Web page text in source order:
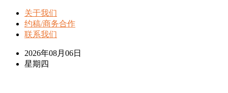
关于我们
约稿/商务合作
联系我们
2026年08月06日
星期四